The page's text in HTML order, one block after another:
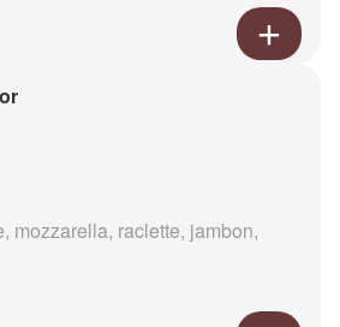
mozzarella, raclette, jambon,